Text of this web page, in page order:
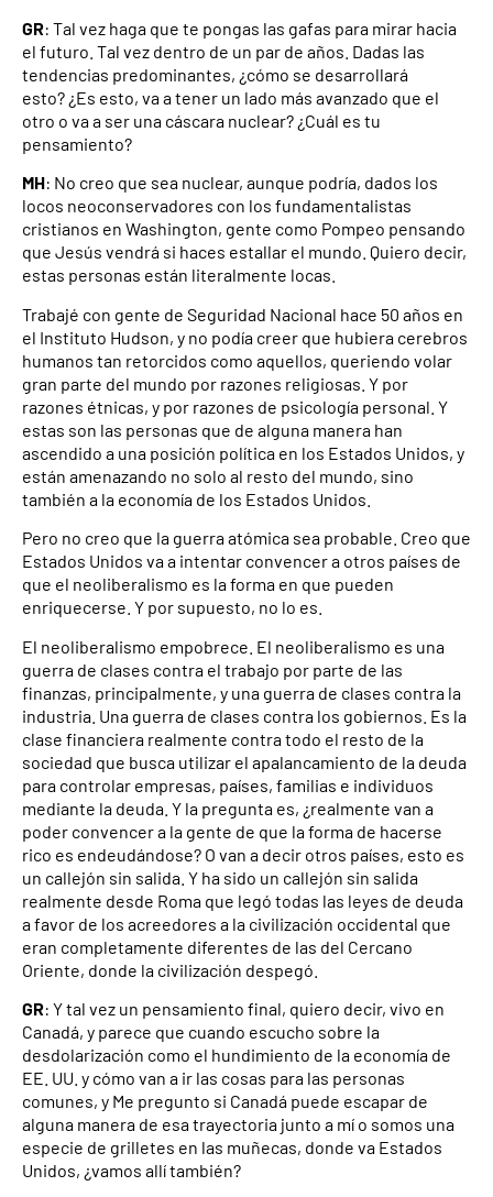
GR: Tal vez haga que te pongas las gafas para mirar hacia
el futuro. Tal vez dentro de un par de años. Dadas las
tendencias predominantes, ¿cómo se desarrollará
esto? ¿Es esto, va a tener un lado más avanzado que el
otro o va a ser una cáscara nuclear? ¿Cuál es tu
pensamiento?
MH: No creo que sea nuclear, aunque podría, dados los
locos neoconservadores con los fundamentalistas
cristianos en Washington, gente como Pompeo pensando
que Jesús vendrá si haces estallar el mundo. Quiero decir,
estas personas están literalmente locas.
Trabajé con gente de Seguridad Nacional hace 50 años en
el Instituto Hudson, y no podía creer que hubiera cerebros
humanos tan retorcidos como aquellos, queriendo volar
gran parte del mundo por razones religiosas. Y por
razones étnicas, y por razones de psicología personal. Y
estas son las personas que de alguna manera han
ascendido a una posición política en los Estados Unidos, y
están amenazando no solo al resto del mundo, sino
también a la economía de los Estados Unidos.
Pero no creo que la guerra atómica sea probable. Creo que
Estados Unidos va a intentar convencer a otros países de
que el neoliberalismo es la forma en que pueden
enriquecerse. Y por supuesto, no lo es.
El neoliberalismo empobrece. El neoliberalismo es una
guerra de clases contra el trabajo por parte de las
finanzas, principalmente, y una guerra de clases contra la
industria. Una guerra de clases contra los gobiernos. Es la
clase financiera realmente contra todo el resto de la
sociedad que busca utilizar el apalancamiento de la deuda
para controlar empresas, países, familias e individuos
mediante la deuda. Y la pregunta es, ¿realmente van a
poder convencer a la gente de que la forma de hacerse
rico es endeudándose? O van a decir otros países, esto es
un callejón sin salida. Y ha sido un callejón sin salida
realmente desde Roma que legó todas las leyes de deuda
a favor de los acreedores a la civilización occidental que
eran completamente diferentes de las del Cercano
Oriente, donde la civilización despegó.
GR: Y tal vez un pensamiento final, quiero decir, vivo en
Canadá, y parece que cuando escucho sobre la
desdolarización como el hundimiento de la economía de
EE. UU. y cómo van a ir las cosas para las personas
comunes, y Me pregunto si Canadá puede escapar de
alguna manera de esa trayectoria junto a mí o somos una
especie de grilletes en las muñecas, donde va Estados
Unidos, ¿vamos allí también?